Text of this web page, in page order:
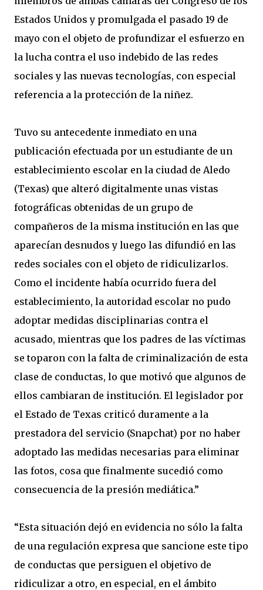
Estados Unidos y promulgada el pasado 19 de
mayo con el objeto de profundizar el esfuerzo en
la lucha contra el uso indebido de las redes
sociales y las nuevas tecnologías, con especial
referencia a la protección de la niñez.
Tuvo su antecedente inmediato en una
publicación efectuada por un estudiante de un
establecimiento escolar en la ciudad de Aledo
(Texas) que alteró digitalmente unas vistas
fotográficas obtenidas de un grupo de
compañeros de la misma institución en las que
aparecían desnudos y luego las difundió en las
redes sociales con el objeto de ridiculizarlos.
Como el incidente había ocurrido fuera del
establecimiento, la autoridad escolar no pudo
adoptar medidas disciplinarias contra el
acusado, mientras que los padres de las víctimas
se toparon con la falta de criminalización de esta
clase de conductas, lo que motivó que algunos de
ellos cambiaran de institución. El legislador por
el Estado de Texas criticó duramente a la
prestadora del servicio (Snapchat) por no haber
adoptado las medidas necesarias para eliminar
las fotos, cosa que finalmente sucedió como
consecuencia de la presión mediática.”
“Esta situación dejó en evidencia no sólo la falta
de una regulación expresa que sancione este tipo
de conductas que persiguen el objetivo de
ridiculizar a otro, en especial, en el ámbito